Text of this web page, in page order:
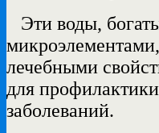
Эти воды,
лечебными
для
заболеваний.